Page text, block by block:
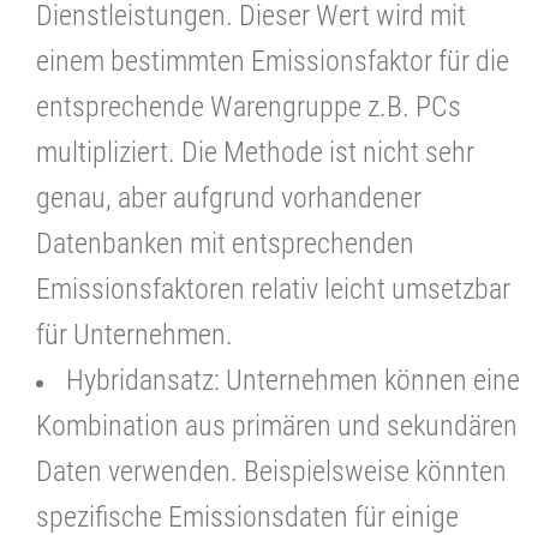
Dienstleistungen. Dieser Wert wird mit
einem bestimmten Emissionsfaktor für die
entsprechende Warengruppe z.B. PCs
multipliziert. Die Methode ist nicht sehr
genau, aber aufgrund vorhandener
Datenbanken mit entsprechenden
Emissionsfaktoren relativ leicht umsetzbar
für Unternehmen.
Hybridansatz: Unternehmen können eine
Kombination aus primären und sekundären
Daten verwenden. Beispielsweise könnten
spezifische Emissionsdaten für einige